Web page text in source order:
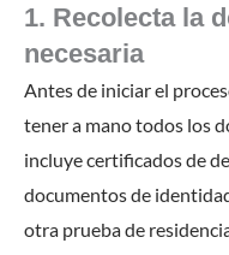
1. Recolecta la
necesaria
Antes de iniciar el
tener a mano todos los
incluye certificados de
documentos de
otra prueba de